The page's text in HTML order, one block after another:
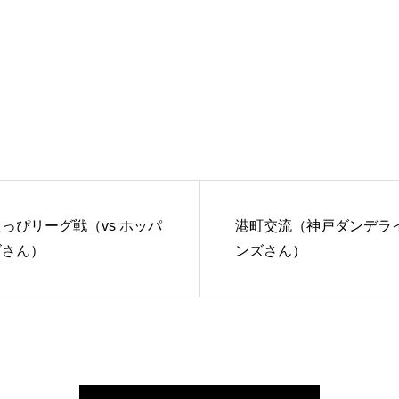
ぴリーグ戦（vs ホッパ
ん）
港町交流（神戸ダンデラ
ンズさん）